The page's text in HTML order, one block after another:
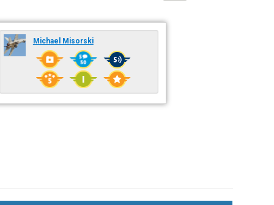
Michael Misorski